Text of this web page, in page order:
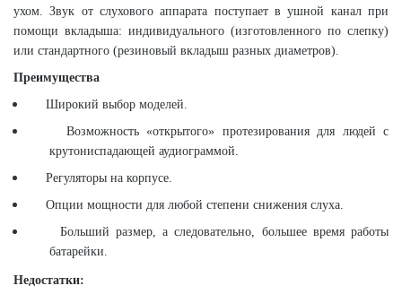
ухом. Звук от слухового аппарата поступает в ушной канал при
помощи вкладыша: индивидуального (изготовленного по слепку)
или стандартного (резиновый вкладыш разных диаметров).
Преимущества
Широкий выбор моделей.
Возможность «открытого» протезирования для людей с
крутониспадающей аудиограммой.
Регуляторы на корпусе.
Опции мощности для любой степени снижения слуха.
Больший размер, а следовательно, большее время работы
батарейки.
Недостатки: